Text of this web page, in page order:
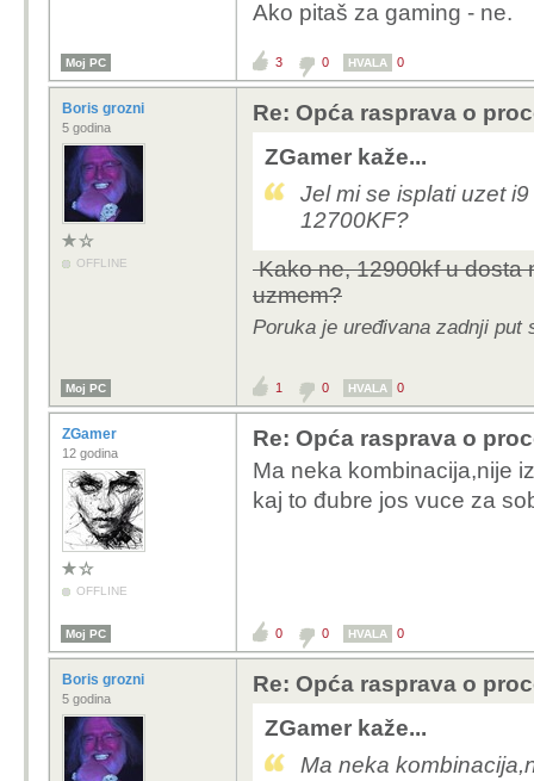
Ako pitaš za gaming - ne.
Moj PC 3 0 HVALA 0
Boris grozni
5 godina
OFFLINE
Re: Opća rasprava o
ZGamer kaže...
Jel mi se isplati uzet i9
12700KF?
Kako ne, 12900kf u dosta
uzmem?
Poruka je uređivana zadnji put
Moj PC 1 0 HVALA 0
ZGamer
12 godina
OFFLINE
Re: Opća rasprava o
Ma neka kombinacija,nije
kaj to đubre jos vuce za
Moj PC 0 0 HVALA 0
Boris grozni
5 godina
Re: Opća rasprava o
ZGamer kaže...
Ma neka